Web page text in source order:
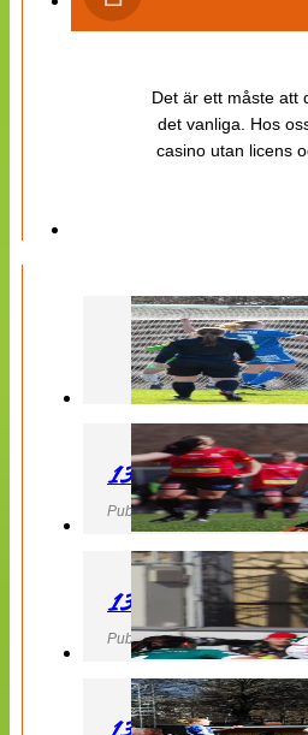
Det är ett måste att
det vanliga. Hos
casino utan licens
130427 LB 07 –
Publicerad 27 April 2013,
130427 IF
Publicerad 27 April 2013,